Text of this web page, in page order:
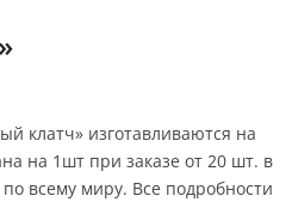
клатч» изготавливаются на
на 1шт при заказе от 20 шт. в
всему миру. Все подробности